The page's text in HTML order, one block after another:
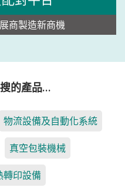
商製造新商機
的產品…
物流設備及自動化系統
真空包裝機械
轉印設備